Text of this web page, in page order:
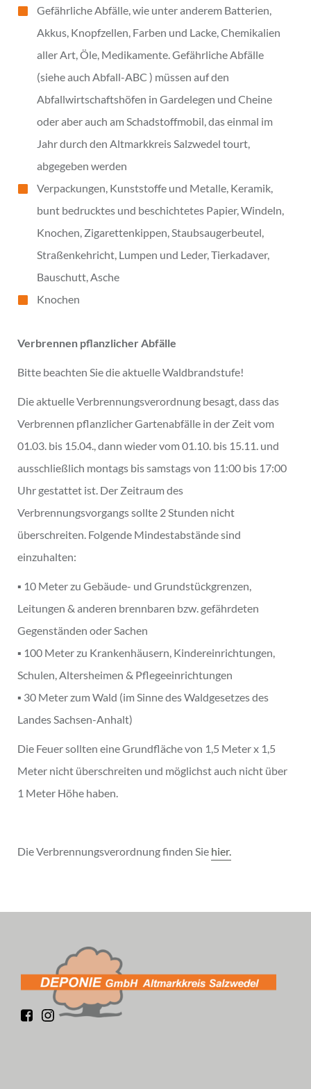
Gefährliche Abfälle, wie unter anderem Batterien,
Akkus, Knopfzellen, Farben und Lacke, Chemikalien
aller Art, Öle, Medikamente. Gefährliche Abfälle
(siehe auch Abfall-ABC ) müssen auf den
Abfallwirtschaftshöfen in Gardelegen und Cheine
oder aber auch am Schadstoffmobil, das einmal im
Jahr durch den Altmarkkreis Salzwedel tourt,
abgegeben werden
Verpackungen, Kunststoffe und Metalle, Keramik,
bunt bedrucktes und beschichtetes Papier, Windeln,
Knochen, Zigarettenkippen, Staubsaugerbeutel,
Straßenkehricht, Lumpen und Leder, Tierkadaver,
Bauschutt, Asche
Knochen
Verbrennen pflanzlicher Abfälle
Bitte beachten Sie die aktuelle Waldbrandstufe!
Die aktuelle Verbrennungsverordnung besagt, dass das
Verbrennen pflanzlicher Gartenabfälle in der Zeit vom
01.03. bis 15.04., dann wieder vom 01.10. bis 15.11. und
ausschließlich montags bis samstags von 11:00 bis 17:00
Uhr gestattet ist. Der Zeitraum des
Verbrennungsvorgangs sollte 2 Stunden nicht
überschreiten. Folgende Mindestabstände sind
einzuhalten:
▪ 10 Meter zu Gebäude- und Grundstückgrenzen,
Leitungen & anderen brennbaren bzw. gefährdeten
Gegenständen oder Sachen
▪ 100 Meter zu Krankenhäusern, Kindereinrichtungen,
Schulen, Altersheimen & Pflegeeinrichtungen
▪ 30 Meter zum Wald (im Sinne des Waldgesetzes des
Landes Sachsen-Anhalt)
Die Feuer sollten eine Grundfläche von 1,5 Meter x 1,5
Meter nicht überschreiten und möglichst auch nicht über
1 Meter Höhe haben.
Die Verbrennungsverordnung finden Sie hier.